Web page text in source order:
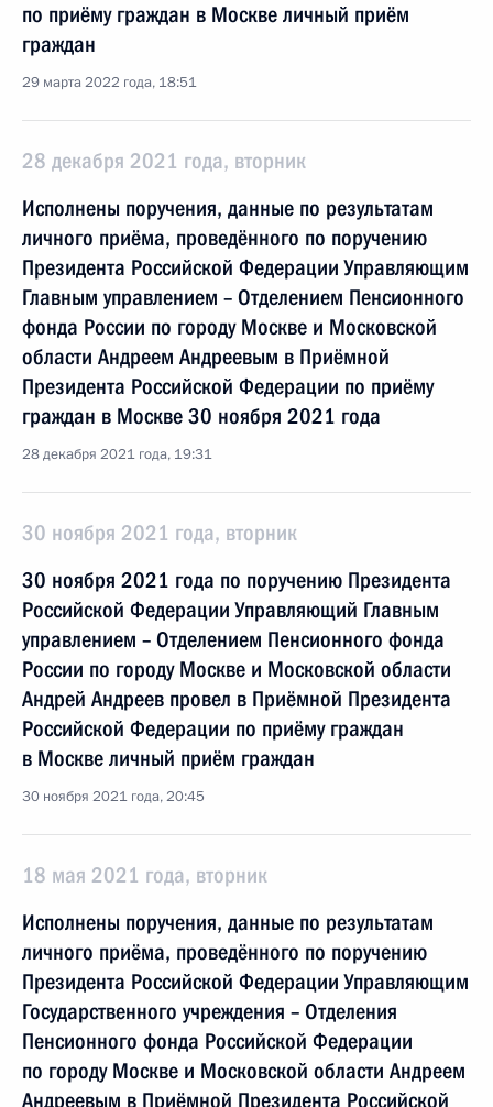
по приёму граждан в Москве личный приём
граждан
29 марта 2022 года, 18:51
28 декабря 2021 года, вторник
Исполнены поручения, данные по результатам
личного приёма, проведённого по поручению
Президента Российской Федерации Управляющим
Главным управлением – Отделением Пенсионного
фонда России по городу Москве и Московской
области Андреем Андреевым в Приёмной
Президента Российской Федерации по приёму
граждан в Москве 30 ноября 2021 года
28 декабря 2021 года, 19:31
30 ноября 2021 года, вторник
30 ноября 2021 года по поручению Президента
Российской Федерации Управляющий Главным
управлением – Отделением Пенсионного фонда
России по городу Москве и Московской области
Андрей Андреев провел в Приёмной Президента
Российской Федерации по приёму граждан
в Москве личный приём граждан
30 ноября 2021 года, 20:45
18 мая 2021 года, вторник
Исполнены поручения, данные по результатам
личного приёма, проведённого по поручению
Президента Российской Федерации Управляющим
Государственного учреждения – Отделения
Пенсионного фонда Российской Федерации
по городу Москве и Московской области Андреем
Андреевым в Приёмной Президента Российской